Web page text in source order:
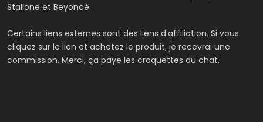
Stallone et Beyoncé.
Certains liens externes sont des liens d'affiliation. Si vous
cliquez sur le lien et achetez le produit, je recevrai une
commission. Merci, ça paye les croquettes du chat.